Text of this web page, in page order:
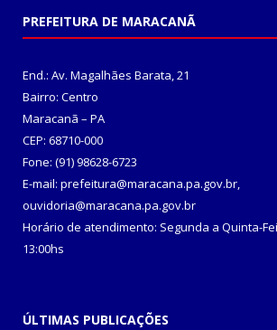
PREFEITURA DE MARACANÃ
End.: Av. Magalhães Barata, 21
Bairro: Centro
Maracanã – PA
CEP: 68710-000
Fone: (91) 98628-6723
E-mail: prefeitura@maracana.pa.gov.br,
ouvidoria@maracana.pa.gov.br
Horário de atendimento: Segunda a Quinta-
13:00hs
ÚLTIMAS PUBLICAÇÕES